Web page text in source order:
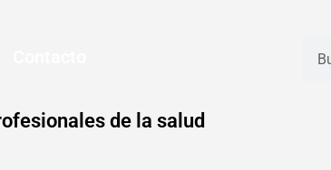
de la salud